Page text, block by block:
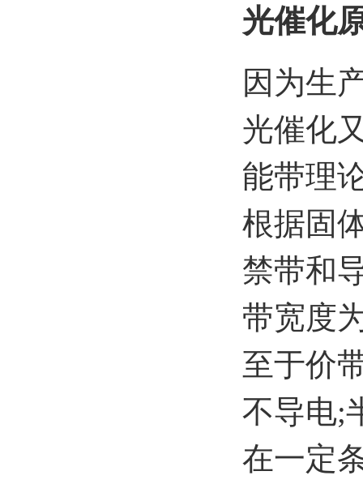
光催化
因为生
光催化
能带理
根据固
禁带和
带宽度
至于价
不导电;
在一定